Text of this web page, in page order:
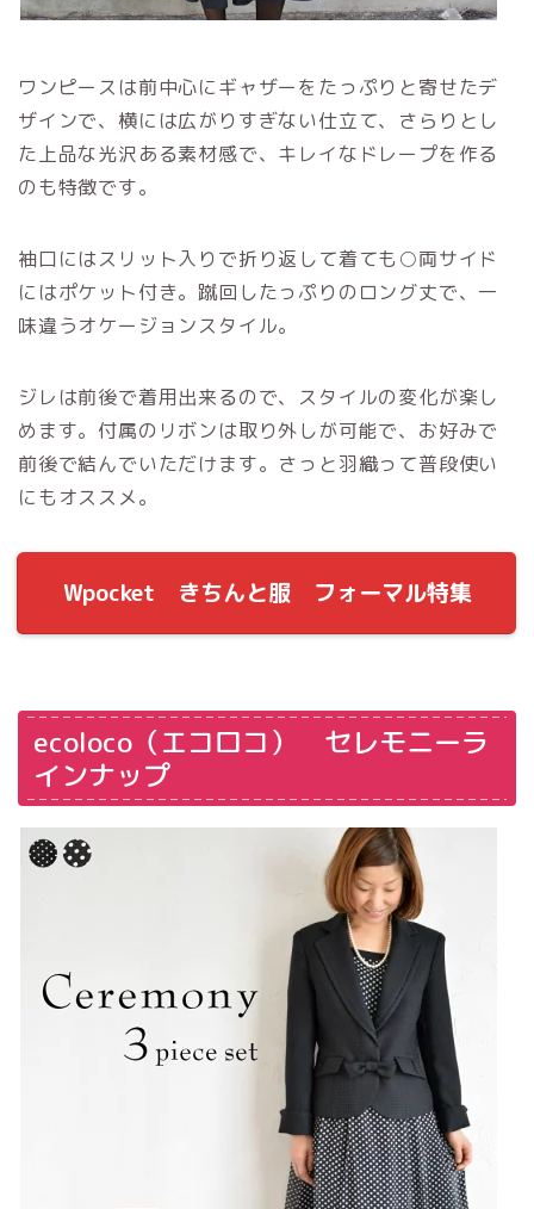
ワンピースは前中心にギャザーをたっぷりと寄せたデ
ザインで、横には広がりすぎない仕立て、さらりとし
た上品な光沢ある素材感で、キレイなドレープを作る
のも特徴です。
袖口にはスリット入りで折り返して着ても○両サイド
にはポケット付き。蹴回したっぷりのロング丈で、一
味違うオケージョンスタイル。
ジレは前後で着用出来るので、スタイルの変化が楽し
めます。付属のリボンは取り外しが可能で、お好みで
前後で結んでいただけます。さっと羽織って普段使い
にもオススメ。
Wpocket きちんと服 フォーマル特集
ecoloco（エコロコ） セレモニーラ
インナップ